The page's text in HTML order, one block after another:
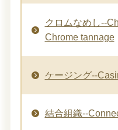
クロムなめし--
Chrome tannage
ケージング--
結合組織--